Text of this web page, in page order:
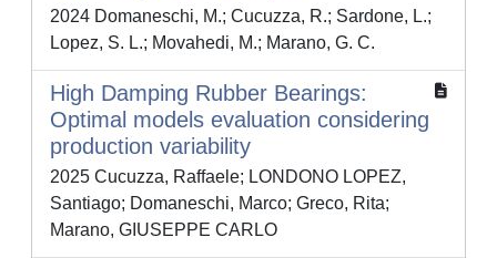
2024 Domaneschi, M.; Cucuzza, R.; Sardone, L.;
Lopez, S. L.; Movahedi, M.; Marano, G. C.
High Damping Rubber Bearings:
Optimal models evaluation considering
production variability
2025 Cucuzza, Raffaele; LONDONO LOPEZ,
Santiago; Domaneschi, Marco; Greco, Rita;
Marano, GIUSEPPE CARLO